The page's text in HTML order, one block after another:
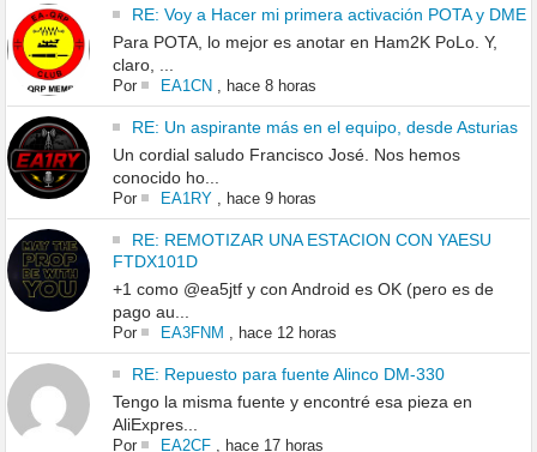
RE: Voy a Hacer mi primera activación POTA y DME
Para POTA, lo mejor es anotar en Ham2K PoLo. Y,
claro, ...
Por EA1CN, hace 8 horas
RE: Un aspirante más en el equipo, desde Asturias
Un cordial saludo Francisco José. Nos hemos
conocido ho...
Por EA1RY, hace 9 horas
RE: REMOTIZAR UNA ESTACION CON YAESU
FTDX101D
+1 como @ea5jtf y con Android es OK (pero es de
pago au...
Por EA3FNM , hace 12 horas
RE: Repuesto para fuente Alinco DM-330
Tengo la misma fuente y encontré esa pieza en
AliExpres...
Por EA2CF, hace 17 horas